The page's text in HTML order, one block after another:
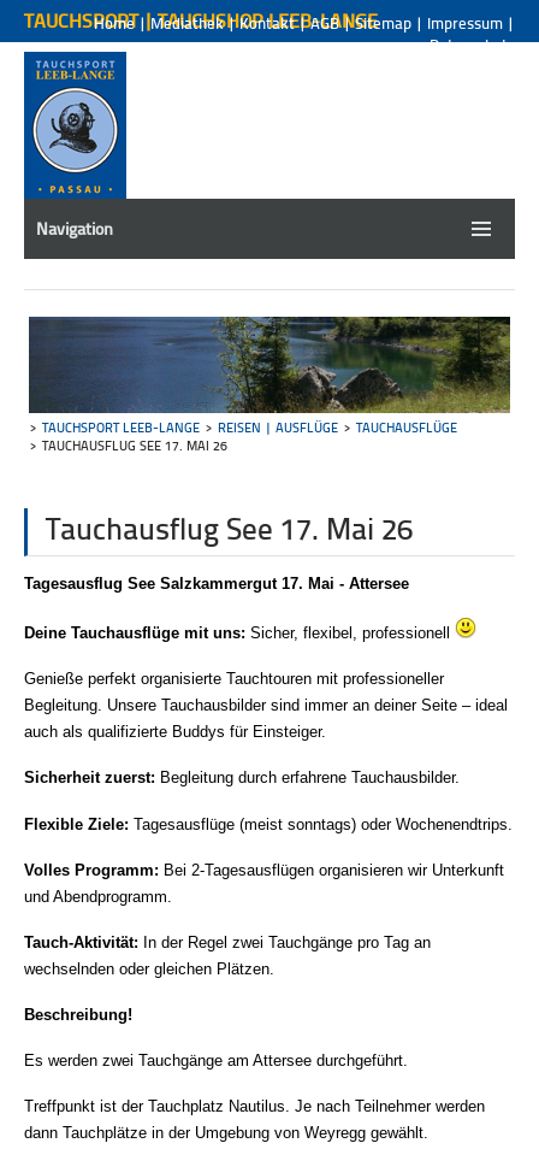
TAUCHSPORT | TAUCHSHOP LEEB-LANGE
Home| Mediathek|Kontakt|AGB|Sitemap | Impressum |
Datenschutz
Navigation
TAUCHSPORT LEEB-LANGE REISEN | AUSFLÜGE
TAUCHAUSFLÜGE
TAUCHAUSFLUG SEE 17. MAI 26
Tauchausflug See 17. Mai 26
Tagesausflug See Salzkammergut 17. Mai - Attersee
Deine Tauchausflüge mit uns: Sicher, flexibel, professionell
Genieße perfekt organisierte Tauchtouren mit professioneller
Begleitung. Unsere Tauchausbilder sind immer an deiner Seite – ideal
auch als qualifizierte Buddys für Einsteiger.
Sicherheit zuerst: Begleitung durch erfahrene Tauchausbilder.
Flexible Ziele: Tagesausflüge (meist sonntags) oder Wochenendtrips.
Volles Programm: Bei 2-Tagesausflügen organisieren wir Unterkunft
und Abendprogramm.
Tauch-Aktivität: In der Regel zwei Tauchgänge pro Tag an
wechselnden oder gleichen Plätzen.
Beschreibung!
Es werden zwei Tauchgänge am Attersee durchgeführt.
Treffpunkt ist der Tauchplatz Nautilus. Je nach Teilnehmer werden
dann Tauchplätze in der Umgebung von Weyregg gewählt.